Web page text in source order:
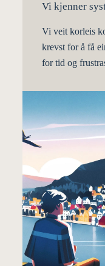
Vi kjenner
Vi veit korleis
krevst for å få
for tid og